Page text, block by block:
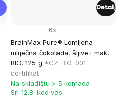
BrainMax Pure® Lomljena
mliječna čokolada, šljive i mak,
BIO, 125 g *CZ-BIO-001
certifikat
6x
Na skladištu > 5 komada
Sri 12.8. kod vas
Detalj